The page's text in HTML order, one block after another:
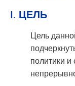
I. ЦЕЛЬ
Цель
политики и